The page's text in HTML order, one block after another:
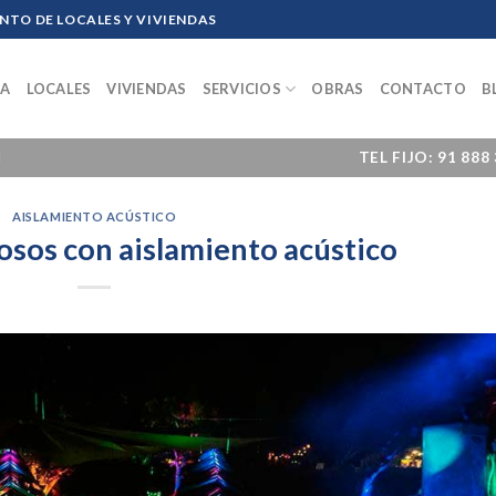
DE LOCALES Y VIVIENDAS
LOCALES VIVIENDAS SERVICIOS OBRAS CONTACTO
TEL FIJO: 91
AISLAMIENTO ACÚSTICO
con aislamiento acústico